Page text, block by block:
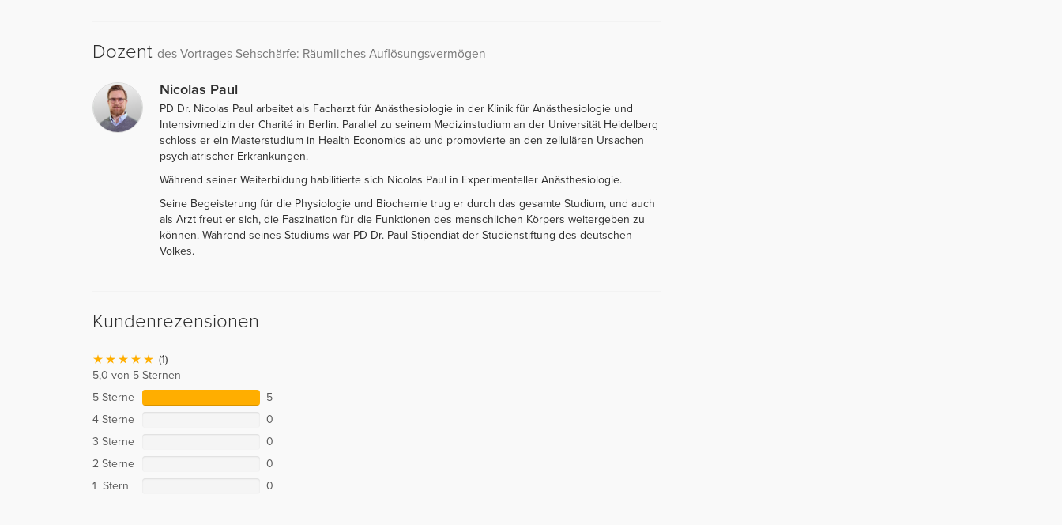
Dozent des Vortrages Sehschärfe: Räumliches Auflösungsvermögen
Nicolas Paul
PD Dr. Nicolas Paul arbeitet als Facharzt für Anästhesiologie in der Klinik für Anästhesiologie und
Intensivmedizin der Charité in Berlin. Parallel zu seinem Medizinstudium an der Universität Heidelberg
schloss er ein Masterstudium in Health Economics ab und promovierte an den zellulären Ursachen
psychiatrischer Erkrankungen.
Während seiner Weiterbildung habilitierte sich Nicolas Paul in Experimenteller Anästhesiologie.
Seine Begeisterung für die Physiologie und Biochemie trug er durch das gesamte Studium, und auch
als Arzt freut er sich, die Faszination für die Funktionen des menschlichen Körpers weitergeben zu
können. Während seines Studiums war PD Dr. Paul Stipendiat der Studienstiftung des deutschen
Volkes.
Kundenrezensionen
(1)
5,0 von 5 Sternen
5 Sterne
5
4 Sterne
0
3 Sterne
0
2 Sterne
0
1 Stern
0